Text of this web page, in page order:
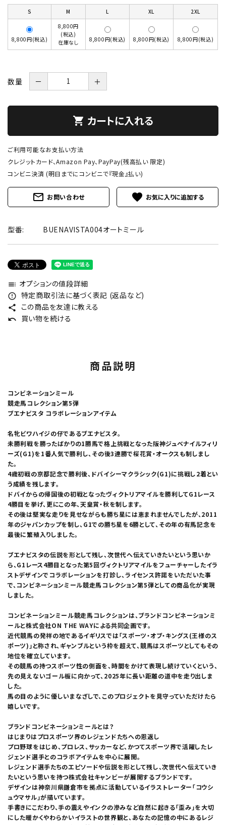
S M L XL 2XL
8,800円(税込)
8,800円
(税込)
在庫なし
8,800円(税込) 8,800円(税込) 8,800円(税込)
数量 － ＋
shopping_cart カートに入れる
ご利用可能なお支払い方法
クレジットカード、Amazon Pay、PayPay(残高払い 限定)
コンビニ決済 (明日までにコンビニで『現金』払い)
mail_outline お問い合わせ favorite
型番: BUENAVISTA004オートミール
toc オプションの値段詳細
error_outline 特定商取引法に基づく表記 (返品など)
share この商品を友達に教える
undo 買い物を続ける
商品説明
コンビネーションミール
競走馬コレクション第5弾
ブエナビスタ コラボレーションアイテム
名牝ビワハイジの仔であるブエナビスタ。
未勝利戦を勝ったばかりの1勝馬で格上挑戦となった阪神ジュベナイルフィリ
ーズ(G1)を1番人気で勝利し、その後3連勝で桜花賞・オークスも制しまし
た。
4歳初戦の京都記念で勝利後、ドバイシーマクラシック(G1)に挑戦し2着とい
う成績を残します。
ドバイからの帰国後の初戦となったヴィクトリアマイルを勝利してG1レース
4勝目を挙げ、更にこの年、天皇賞・秋を制します。
その後は堅実な走りを見せながらも勝ち星には恵まれませんでしたが、2011
年のジャパンカップを制し、G1での勝ち星を6勝として、その年の有馬記念を
最後に繁殖入りしました。
ブエナビスタの伝説を形として残し、次世代へ伝えていきたいという思いか
ら、G1レース4勝目となった第5回ヴィクトリアマイルをフューチャーしたイラ
ストデザインでコラボレーションを打診し、ライセンス許諾をいただいた事
で、コンビネーションミール競走馬コレクション第5弾としての商品化が実現
しました。
コンビネーションミール競走馬コレクションは、ブランドコンビネーションミ
ールと株式会社ON THE WAYによる共同企画です。
近代競馬の発祥の地であるイギリスでは「スポーツ・オブ・キングス(王様のス
ポーツ)」と称され、ギャンブルという枠を超えて、競馬はスポーツとしてもその
地位を確立しています。
その競馬の持つスポーツ性の側面を、時間をかけて表現し続けていくという、
先の見えないゴール板に向かって、2025年に長い距離の道中を走り出しま
した。
馬の目のように優しいまなざしで、このプロジェクトを見守っていただけたら
嬉しいです。
ブランドコンビネーションミールとは？
はじまりはプロスポーツ界のレジェンドたちへの恩返し
プロ野球をはじめ、プロレス、サッカーなど、かつてスポーツ界で活躍したレ
ジェンド選手とのコラボアイテムを中心に展開。
レジェンド選手たちのエピソードや伝説を形として残し、次世代へ伝えていき
たいという思いを持つ株式会社キャンビーが展開するブランドです。
デザインは神奈川県鎌倉市を拠点に活動しているイラストレーター「コウシ
ュウマサル」が描いています。
手書きにこだわり、手の震えやインクの滲みなど自然に起きる「歪み」を大切
にした暖かくやわらかいイラストの世界観と、あなたの記憶の中にあるレジ